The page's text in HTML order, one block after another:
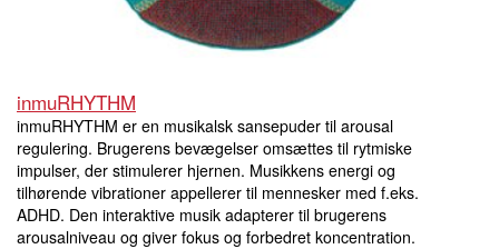
inmuRHYTHM
inmuRHYTHM er en musikalsk sansepuder til arousal
regulering. Brugerens bevægelser omsættes til rytmiske
impulser, der stimulerer hjernen. Musikkens energi og
tilhørende vibrationer appellerer til mennesker med f.eks.
ADHD. Den interaktive musik adapterer til brugerens
arousalniveau og giver fokus og forbedret koncentration.